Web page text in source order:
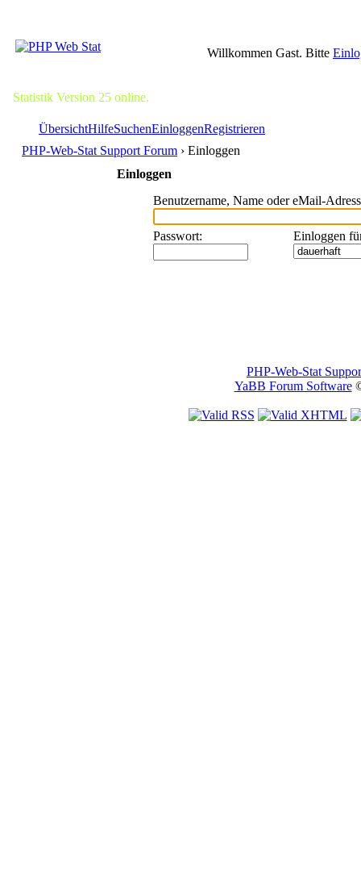
Willkommen Gast. Bitte
Statistik Version 25 online.
ÜbersichtHilfeSuchenEinloggenRegistrieren
PHP-Web-Stat Support Forum › Einloggen
Einloggen
Benutzername, Name oder eMail-
Passwort: Einloggen
PHP-Web-Stat
YaBB Forum Software©